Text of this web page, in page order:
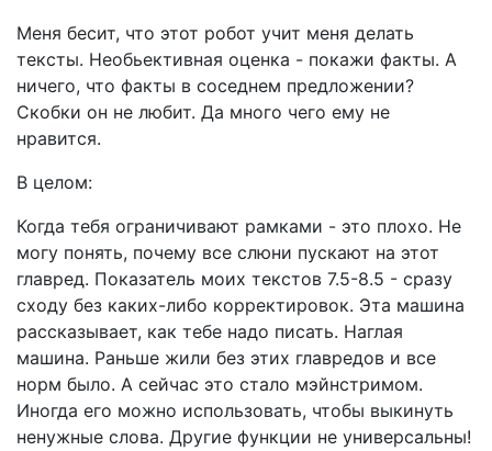
Меня бесит, что этот робот учит меня делать
тексты. Необьективная оценка - покажи факты. А
ничего, что факты в соседнем предложении?
Скобки он не любит. Да много чего ему не
нравится.
В целом:
Когда тебя ограничивают рамками - это плохо. Не
могу понять, почему все слюни пускают на этот
главред. Показатель моих текстов 7.5-8.5 - сразу
сходу без каких-либо корректировок. Эта машина
рассказывает, как тебе надо писать. Наглая
машина. Раньше жили без этих главредов и все
норм было. А сейчас это стало мэйнстримом.
Иногда его можно использовать, чтобы выкинуть
ненужные слова. Другие функции не универсальны!